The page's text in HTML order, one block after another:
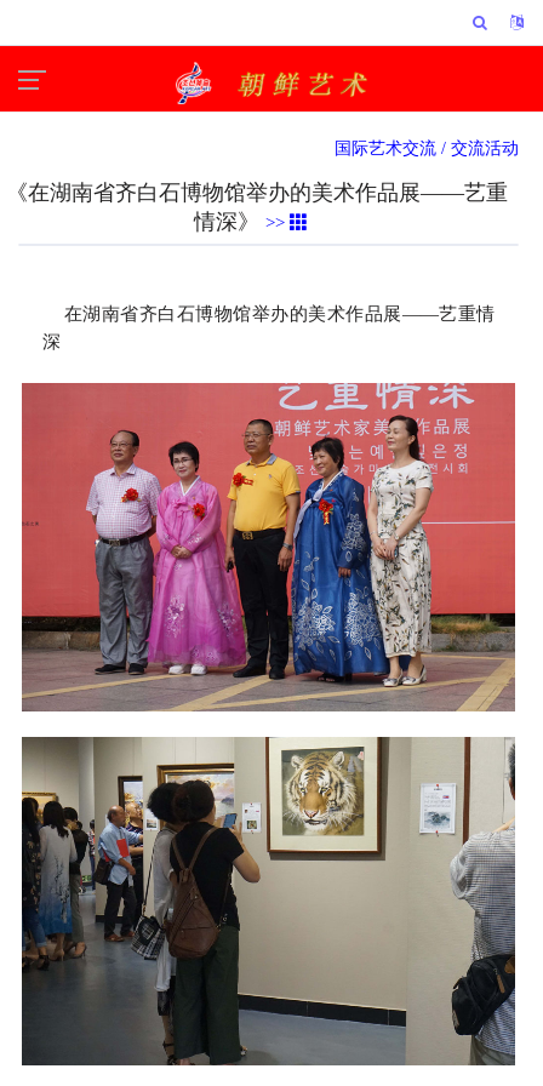
国际艺术交流 / 交流活动
在湖南省齐白石博物馆举办的美术作品展——艺重
情深》
>>
在湖南省齐白石博物馆举办的美术作品展——艺重情
深